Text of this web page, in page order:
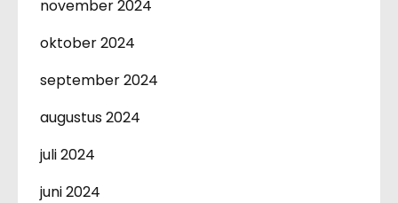
november 2024
oktober 2024
september 2024
augustus 2024
juli 2024
juni 2024